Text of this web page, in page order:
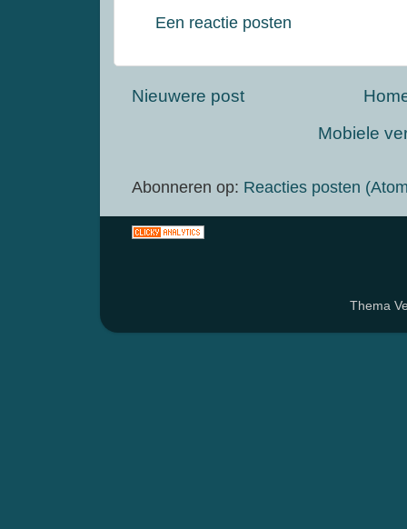
Een reactie posten
Nieuwere post
Mobiele
Abonneren op: Reacties posten
Thema